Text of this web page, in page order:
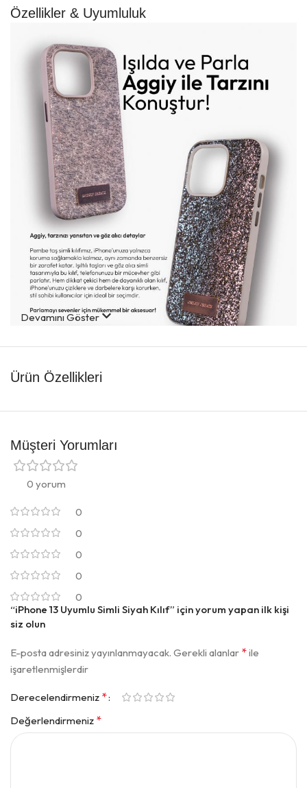
Özellikler & Uyumluluk
Devamını Göster
Ürün Özellikleri
Müşteri Yorumları
0 yorum
0
0
0
0
0
“iPhone 13 Uyumlu Simli Siyah Kılıf” için yorum yapan ilk kişi
siz olun
E-posta adresiniz yayınlanmayacak. Gerekli alanlar *ile
işaretlenmişlerdir
Derecelendirmeniz *
Değerlendirmeniz *